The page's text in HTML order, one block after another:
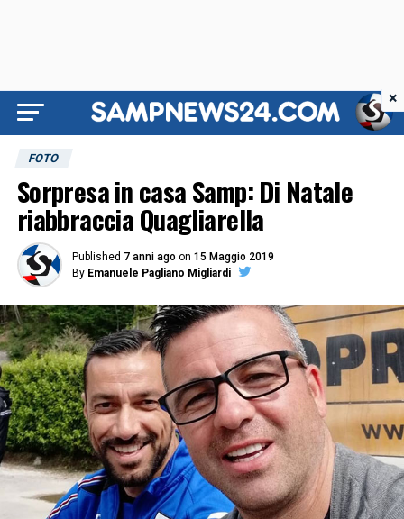
FOTO
Sorpresa in casa Samp: Di Natale
riabbraccia Quagliarella
Published 7 anni ago on 15 Maggio 2019
By Emanuele Pagliano Migliardi
×